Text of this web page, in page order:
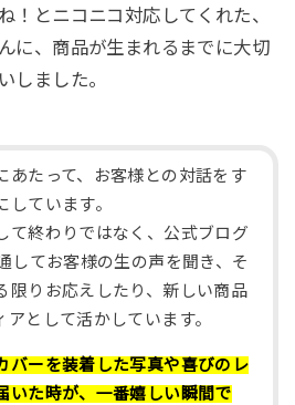
！とニコニコ対応してくれた、
に、商品が生まれるまでに大切
しました。
あたって、お客様との対話をす
しています。
て終わりではなく、公式ブログ
してお客様の生の声を聞き、そ
限りお応えしたり、新しい商品
アとして活かしています。
バーを装着した写真や喜びのレ
いた時が、一番嬉しい瞬間で